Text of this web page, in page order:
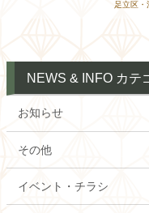
足立区・
NEWS & INFO カテ
お知らせ
その他
イベント・チラシ